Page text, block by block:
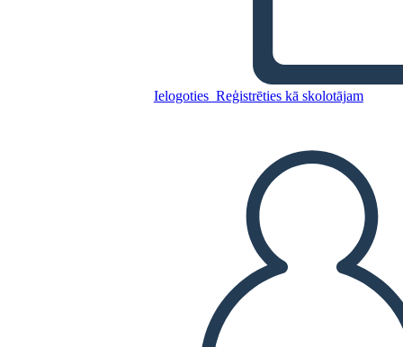
Ielogoties Reģistrēties kā skolotājam
Produkta Ceļvedis Info-2
Kopējiet šo stāstu tabulu
IZVEIDOT STĀSTU SHĒMU
ATSKAŅOT SLAIDRĀDI
IZLASI MAN